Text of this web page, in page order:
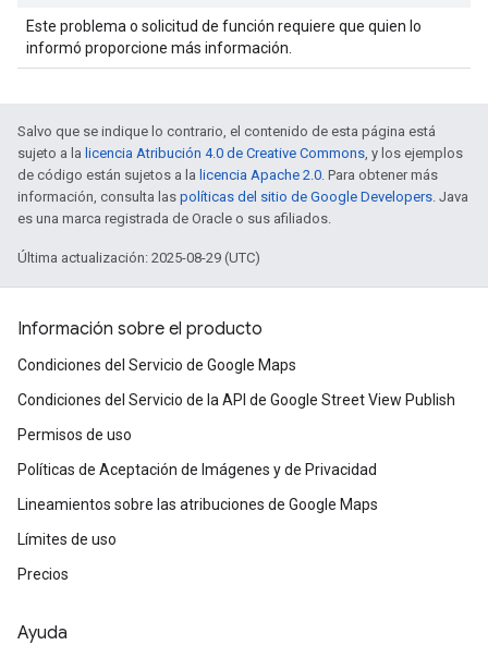
Este problema o solicitud de función requiere que quien lo
informó proporcione más información.
Salvo que se indique lo contrario, el contenido de esta página está
sujeto a la licencia Atribución 4.0 de Creative Commons , y los ejemplos
de código están sujetos a la licencia Apache 2.0 . Para obtener más
información, consulta las políticas del sitio de Google Developers . Java
es una marca registrada de Oracle o sus afiliados.
Última actualización: 2025-08-29 (UTC)
Información sobre el producto
Condiciones del Servicio de Google Maps
Condiciones del Servicio de la API de Google Street View Publish
Permisos de uso
Políticas de Aceptación de Imágenes y de Privacidad
Lineamientos sobre las atribuciones de Google Maps
Límites de uso
Precios
Ayuda